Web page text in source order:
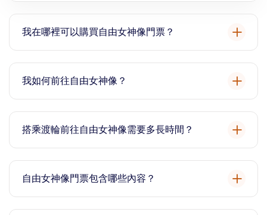
我在哪裡可以購買自由女神像門票？
門票可以提前在網路上購買。在我們的網站上，您可以比
較經過驗證的門票選項、渡輪通道和遊輪，以提前確保您
我如何前往自由女神像？
只能從紐約市的砲台公園或新澤西州的自由州立公園搭乘
渡輪前往自由女神像。
搭乘渡輪前往自由女神像需要多長時間？
從砲台公園和自由州立公園搭乘渡輪大約需要 15–20 分
鐘。
自由女神像門票包含哪些內容？
大多數標準渡輪票包括進入自由島、埃利斯島和自由女神